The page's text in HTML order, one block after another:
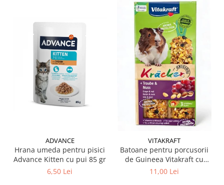
ADVANCE
Hrana umeda pentru pisici
Advance Kitten cu pui 85 gr
6,50 Lei
VITAKRAFT
Batoane pentru porcusorii
de Guineea Vitakraft cu
struguri & nuci 2 buc
11,00 Lei